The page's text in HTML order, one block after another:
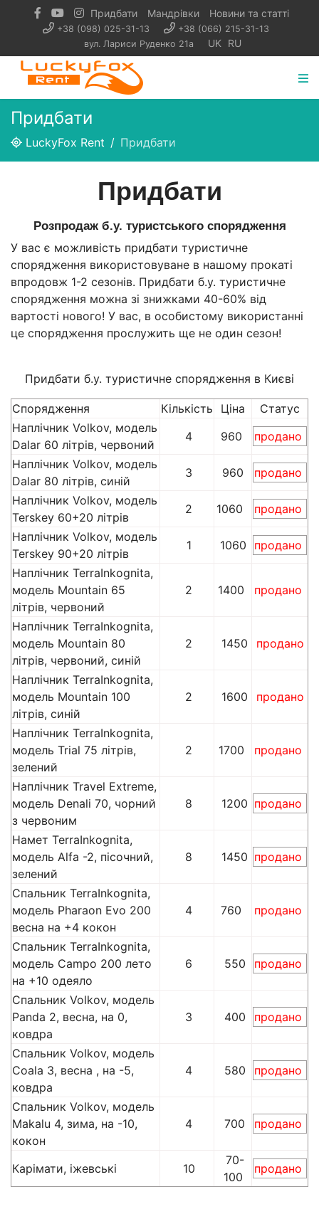
Придбати Мандрівки Новини та статті
+38 (098) 025-31-13
+38 (066) 215-31-13
вул. Лариси Руденко 21а
UK RU
Придбати
LuckyFox Rent Придбати
Придбати
Розпродаж б.у. туристського спорядження
У вас є можливість придбати туристичне
спорядження використовуване в нашому прокаті
впродовж 1-2 сезонів. Придбати б.у. туристичне
спорядження можна зі знижками 40-60% від
вартості нового! У вас, в особистому використанні
це спорядження прослужить ще не один сезон!
Придбати б.у. туристичне спорядження в Києві
Спорядження Кількість Ціна
Статус
Наплічник Volkov, модель
Dalar 60 літрів, червоний
4 960
продано
Наплічник Volkov, модель
Dalar 80 літрів, синій
3 960
продано
Наплічник Volkov, модель
Terskey 60+20 літрів
2 1060
продано
Наплічник Volkov, модель
Terskey 90+20 літрів
1 1060
продано
Наплічник TerraInkognita,
модель Mountain 65
літрів, червоний
2 1400 продано
Наплічник TerraInkognita,
модель Mountain 80
літрів, червоний, синій
2 1450 продано
Наплічник TerraInkognita,
модель Mountain 100
літрів, синій
2 1600 продано
Наплічник TerraInkognita,
модель Trial 75 літрів,
зелений
2 1700 продано
Наплічник Travel Extreme,
модель Denali 70, чорний
з червоним
8 1200 продано
Намет TerraInkognita,
модель Alfa -2, пісочний,
зелений
8 1450 продано
Спальник TerraInkognita,
модель Pharaon Evo 200
весна на +4 кокон
4 760 продано
Спальник TerraInkognita,
модель Campo 200 лето
на +10 одеяло
6 550 продано
Спальник Volkov, модель
Panda 2, весна, на 0,
ковдра
3 400 продано
Спальник Volkov, модель
Coala 3, весна , на -5,
ковдра
4 580 продано
Спальник Volkov, модель
Makalu 4, зима, на -10,
кокон
4 700 продано
Карімати, іжевські 10
70-
100
продано